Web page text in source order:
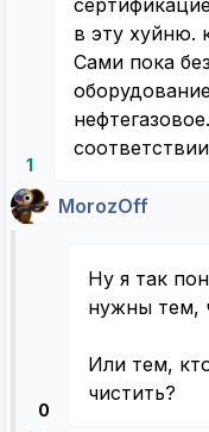
1
в эту хуйню.
Сами пока
MorozOff
0
Ну я так
нужны тем,
Или тем,
чистить?